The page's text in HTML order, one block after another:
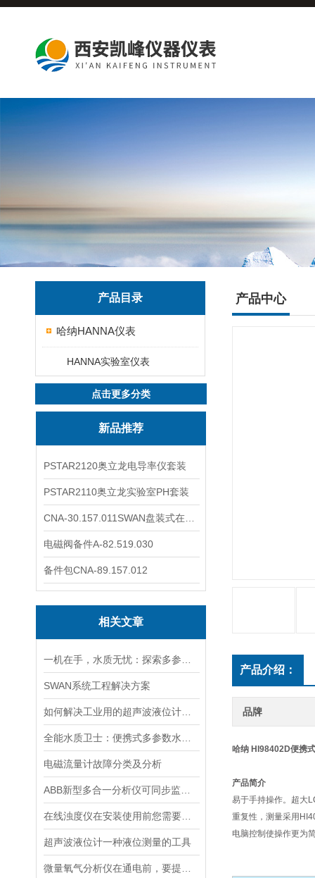
产品目录
哈纳HANNA仪表
HANNA实验室仪表
点击更多分类
新品推荐
PSTAR2120奥立龙电导率仪套装
PSTAR2110奥立龙实验室PH套装
电磁阀备件A-82.519.030
备件包CNA-89.157.012
相关文章
SWAN系统工程解决方案
电磁流量计故障分类及分析
超声波液位计一种液位测量的工具
产品中心
产品介绍：
品牌
哈纳 HI98402D便携
产品简介
易于手持操作。超大
重复性，测量采用
电脑控制使操作更为